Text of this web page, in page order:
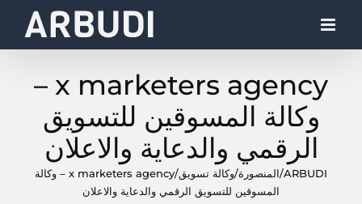
x marketers agency –
وكالة المسوقين للتسويق
الرقمي والدعاية والاعلان
ARBUDI
/المنصورة/وكالة تسويق/
x marketers agency – وكالة
المسوقين للتسويق الرقمي والدعاية والاعلان